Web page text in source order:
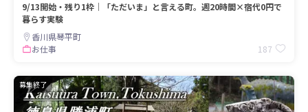
9/13開始・残り1枠｜「ただいま」と言える町。週20時間×宿代0円で
暮らす実験
香川県琴平町
お仕事
187
募集終了